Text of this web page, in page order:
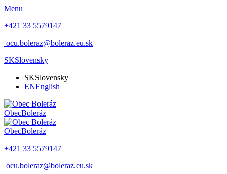
Menu
+421 33 5579147
ocu.boleraz@boleraz.eu.sk
SKSlovensky
SKSlovensky
ENEnglish
ObecBoleráz
ObecBoleráz
+421 33 5579147
ocu.boleraz@boleraz.eu.sk